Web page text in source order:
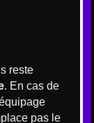
reste
. En cas de
pas le